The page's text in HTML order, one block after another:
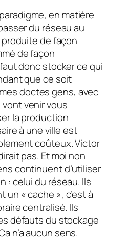
en matière
du réseau au
produite de façon
de façon
donc stocker ce qui
que ce soit
doctes gens, avec
venir vous
la production
à une ville est
coûteux. Victor
pas. Et moi non
continuent d’utiliser
: celui du réseau. Ils
« cache », c’est à
centralisé. Ils
défauts du stockage
n’a aucun sens.